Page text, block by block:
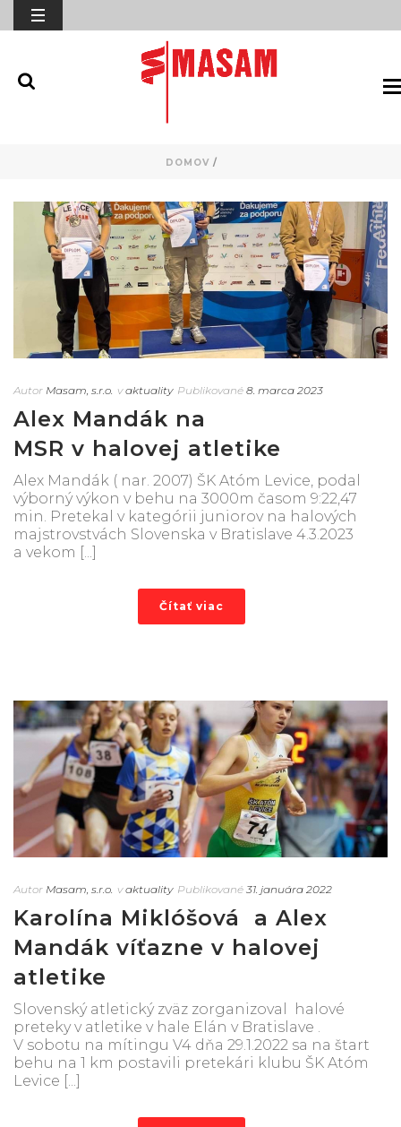
DOMOV /
Autor Masam, s.r.o. v aktuality Publikované 8. marca 2023
Alex Mandák na
MSR v halovej atletike
Alex Mandák ( nar. 2007) ŠK Atóm Levice, podal
výborný výkon v behu na 3000m časom 9:22,47
min. Pretekal v kategórii juniorov na halových
majstrovstvách Slovenska v Bratislave 4.3.2023
a vekom [...]
Čítať viac
Autor Masam, s.r.o. v aktuality Publikované 31. januára 2022
Karolína Miklóšová a Alex
Mandák víťazne v halovej
atletike
Slovenský atletický zväz zorganizoval halové
preteky v atletike v hale Elán v Bratislave .
V sobotu na mítingu V4 dňa 29.1.2022 sa na štart
behu na 1 km postavili pretekári klubu ŠK Atóm
Levice [...]